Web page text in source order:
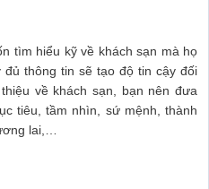
tìm hiểu kỹ về khách sạn mà họ
thông tin sẽ tạo độ tin cậy đối
về khách sạn, bạn nên đưa
tiêu, tầm nhìn, sứ mệnh, thành
lai,…